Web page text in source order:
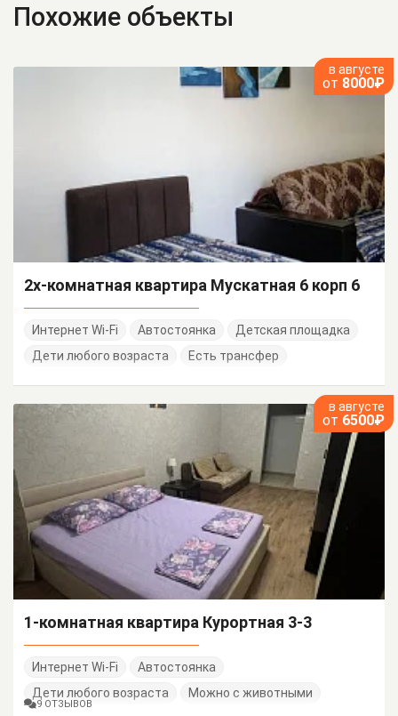
Похожие объекты
в августе
от 8000₽
2х-комнатная квартира Мускатная 6 корп 6
Интернет Wi-Fi Автостоянка
Детская площадка
Дети любого возраста
Есть трансфер
в августе
от 6500₽
1-комнатная квартира Курортная 3-3
Интернет Wi-Fi
Автостоянка
Дети любого возраста
Можно с животными
9 ОТЗЫВОВ